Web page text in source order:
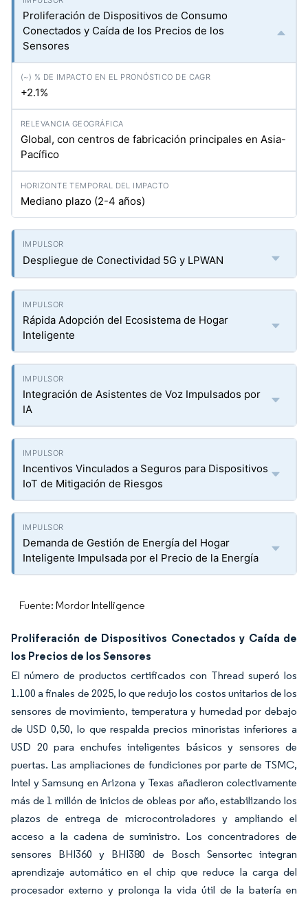
Proliferación de Dispositivos de Consumo
Conectados y Caída de los Precios de los
Sensores
+2.1%
Global, con centros de fabricación principales en Asia-
Pacífico
Mediano plazo (2-4 años)
Despliegue de Conectividad 5G y LPWAN
Rápida Adopción del Ecosistema de Hogar
Inteligente
Integración de Asistentes de Voz Impulsados por
IA
Incentivos Vinculados a Seguros para Dispositivos
IoT de Mitigación de Riesgos
Demanda de Gestión de Energía del Hogar
Inteligente Impulsada por el Precio de la Energía
Fuente: Mordor Intelligence
Proliferación de Dispositivos Conectados y Caída de
los Precios de los Sensores
El número de productos certificados con Thread superó los
1.100 a finales de 2025, lo que redujo los costos unitarios de los
sensores de movimiento, temperatura y humedad por debajo
de USD 0,50, lo que respalda precios minoristas inferiores a
USD 20 para enchufes inteligentes básicos y sensores de
puertas. Las ampliaciones de fundiciones por parte de TSMC,
Intel y Samsung en Arizona y Texas añadieron colectivamente
más de 1 millón de inicios de obleas por año, estabilizando los
plazos de entrega de microcontroladores y ampliando el
acceso a la cadena de suministro. Los concentradores de
sensores BHI360 y BHI380 de Bosch Sensortec integran
aprendizaje automático en el chip que reduce la carga del
procesador externo y prolonga la vida útil de la batería en